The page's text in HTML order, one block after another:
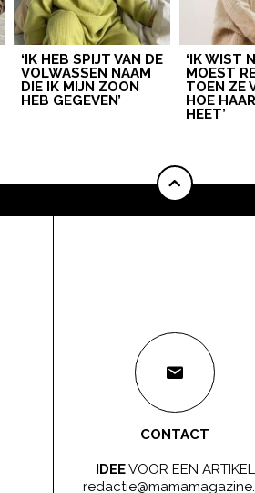
‘IK HEB SPIJT VAN DE
VOLWASSEN NAAM
DIE IK MIJN ZOON
HEB GEGEVEN’
‘IK WIST
MOEST
TOEN ZE
HOE
HEET’
CONTACT
IDEEVOOR EEN ARTIKEL